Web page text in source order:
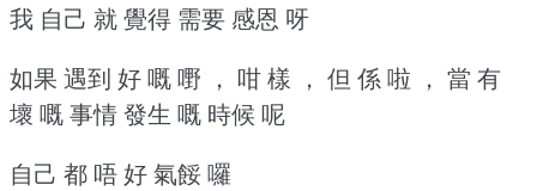
我 自己 就 覺得 需要 感恩 呀
如果 遇到 好 嘅 嘢 ， 咁 樣 ， 但 係 啦 ， 當 有
壞 嘅 事情 發生 嘅 時候 呢
自己 都 唔 好 氣餒 囉